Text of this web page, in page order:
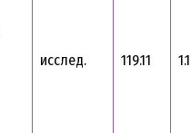
исслед. 119.11